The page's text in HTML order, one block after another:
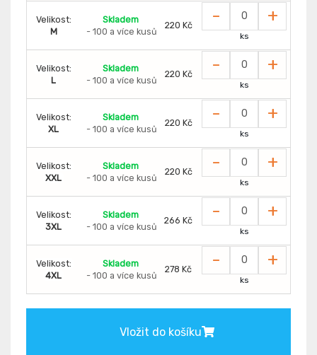
Velikost:
M
Skladem
- 100 a více kusů
220 Kč - +
ks
Velikost:
L
Skladem
- 100 a více kusů
220 Kč - +
ks
Velikost:
XL
Skladem
- 100 a více kusů
220 Kč - +
ks
Velikost:
XXL
Skladem
- 100 a více kusů
220 Kč - +
ks
Velikost:
3XL
Skladem
- 100 a více kusů
266 Kč - +
ks
Velikost:
4XL
Skladem
- 100 a více kusů
278 Kč - +
ks
Vložit do košíku